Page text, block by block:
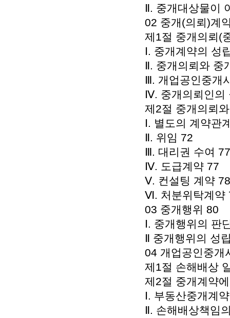
Ⅱ. 중개대상물이
02 중개(의뢰)계
제1절 중개의뢰(
Ⅰ. 중개계약의 성
Ⅱ. 중개의뢰와 중
Ⅲ. 개업공인중개
Ⅳ. 중개의뢰인의
제2절 중개의뢰
Ⅰ. 별도의 계약관
Ⅱ. 위임 72
Ⅲ. 대리권 수여 77
Ⅳ. 도급계약 77
Ⅴ. 컨설팅 계약 78
Ⅵ. 처분위탁계약
03 중개행위 80
Ⅰ. 중개행위의 판
Ⅱ 중개행위의 성
04 개업공인중개
제1절 손해배상
제2절 중개계약
Ⅰ. 부동산중개계
Ⅱ. 손해배상책임